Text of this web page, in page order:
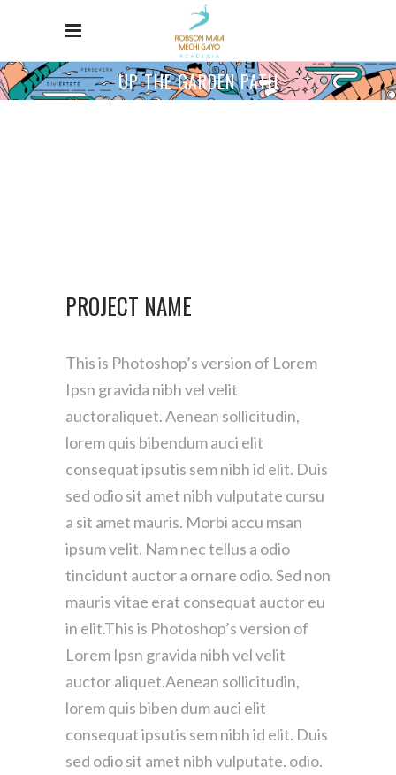
UP THE GARDEN PATH
PROJECT NAME
This is Photoshop’s version of Lorem
Ipsn gravida nibh vel velit
auctoraliquet. Aenean sollicitudin,
lorem quis bibendum auci elit
consequat ipsutis sem nibh id elit. Duis
sed odio sit amet nibh vulputate cursu
a sit amet mauris. Morbi accu msan
ipsum velit. Nam nec tellus a odio
tincidunt auctor a ornare odio. Sed non
mauris vitae erat consequat auctor eu
in elit.This is Photoshop’s version of
Lorem Ipsn gravida nibh vel velit
auctor aliquet.Aenean sollicitudin,
lorem quis biben dum auci elit
consequat ipsutis sem nibh id elit. Duis
sed odio sit amet nibh vulputate. odio.